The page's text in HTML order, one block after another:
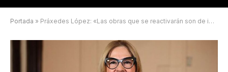
Portada » Práxedes López: «Las obras que se reactivarán son de importancia vital»